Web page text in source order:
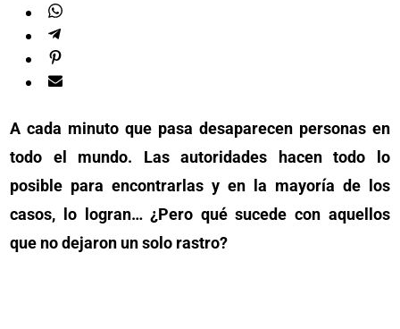
A cada minuto que pasa desaparecen personas en
todo el mundo. Las autoridades hacen todo lo
posible para encontrarlas y en la mayoría de los
casos, lo logran… ¿Pero qué sucede con aquellos
que no dejaron un solo rastro?